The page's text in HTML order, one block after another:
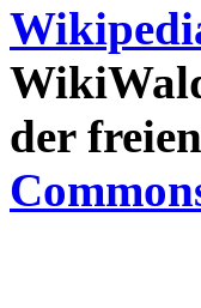
der